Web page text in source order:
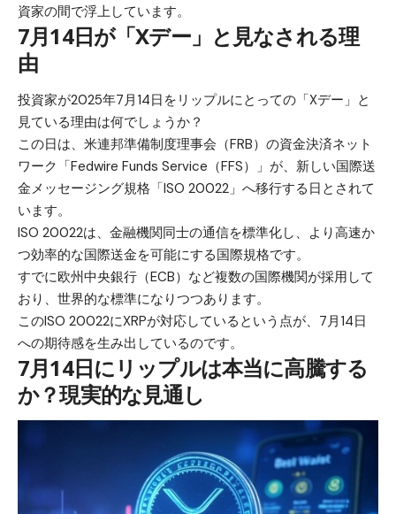
資家の間で浮上しています。
7月14日が「Xデー」と見なされる理
由
投資家が2025年7月14日をリップルにとっての「Xデー」と
見ている理由は何でしょうか？
この日は、米連邦準備制度理事会（FRB）の資金決済ネット
ワーク「Fedwire Funds Service（FFS）」が、新しい国際送
金メッセージング規格「ISO 20022」へ移行する日とされて
います。
ISO 20022は、金融機関同士の通信を標準化し、より高速か
つ効率的な国際送金を可能にする国際規格です。
すでに欧州中央銀行（ECB）など複数の国際機関が採用して
おり、世界的な標準になりつつあります。
このISO 20022にXRPが対応しているという点が、7月14日
への期待感を生み出しているのです。
7月14日にリップルは本当に高騰する
か？現実的な見通し